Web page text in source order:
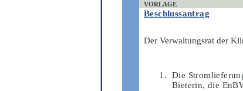
VORLAGE
Beschlussantrag
Der Verwaltungsrat der
Die
Bieterin, die